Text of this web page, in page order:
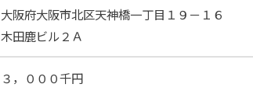
大阪府大阪市北区天神橋一丁目１９－１６
木田鹿ビル２Ａ
３，０００千円